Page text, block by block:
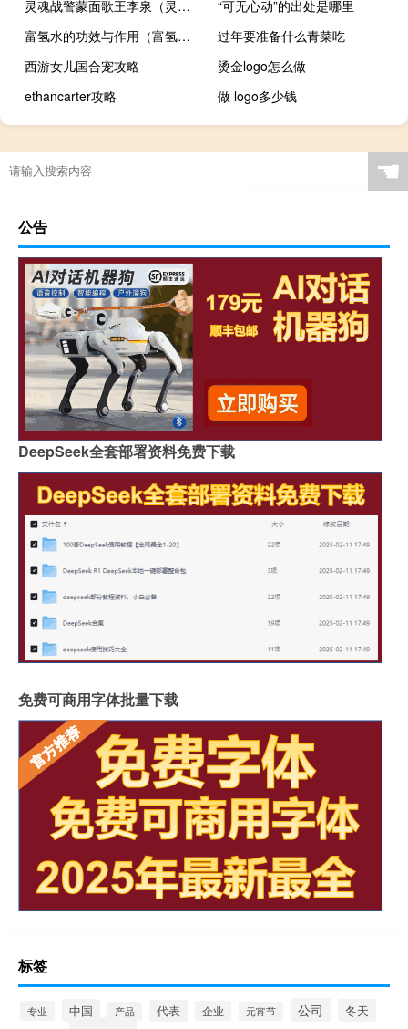
灵魂战警蒙面歌王李泉（灵魂战警）
“可无心动”的出处是哪里
富氢水的功效与作用（富氢水）
过年要准备什么青菜吃
西游女儿国合宠攻略
烫金logo怎么做
ethancarter攻略
做 logo多少钱
☚
公告
DeepSeek全套部署资料免费下载
免费可商用字体批量下载
标签
专业 中国 产品 代表 企业 元宵节 公司 冬天